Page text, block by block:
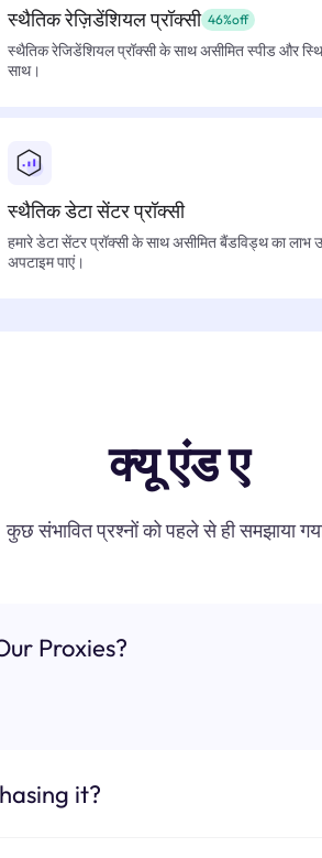
स्थैतिक रेज़िडेंशियल प्रॉक्सी 46%off
स्थैतिक रेजिडेंशियल प्रॉक्सी के साथ असीमित स्पीड और
साथ।
स्थैतिक डेटा सेंटर प्रॉक्सी
हमारे डेटा सेंटर प्रॉक्सी के साथ असीमित बैंडविड्थ का
अपटाइम पाएं।
क्यू एंड ए
कुछ संभावित प्रश्नों को पहले से ही समझाया
Proxies?
it?